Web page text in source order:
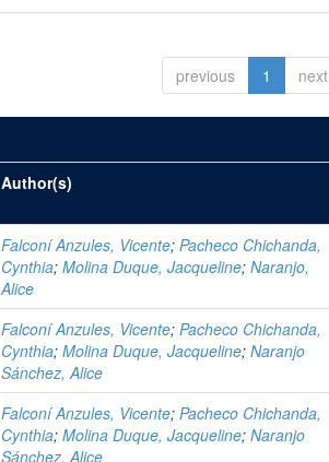
previous 1 next
Author(s)
Falconí Anzules, Vicente;Pacheco Chichanda,
Cynthia;Molina Duque, Jacqueline;Naranjo,
Alice
Falconí Anzules, Vicente;Pacheco Chichanda,
Cynthia;Molina Duque, Jacqueline;Naranjo
Sánchez, Alice
Falconí Anzules, Vicente;Pacheco Chichanda,
Cynthia;Molina Duque, Jacqueline;Naranjo
Sánchez, Alice